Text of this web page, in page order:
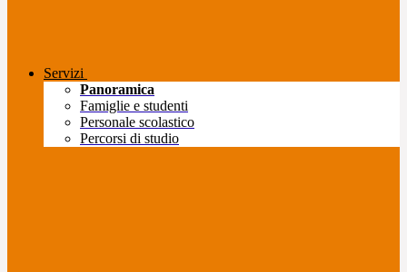
Servizi
Panoramica
Famiglie e studenti
Personale scolastico
Percorsi di studio